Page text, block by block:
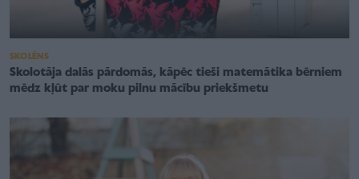
SKOLĒNS
Skolotāja dalās pārdomās, kāpēc tieši matemātika bērniem
mēdz kļūt par moku pilnu mācību priekšmetu